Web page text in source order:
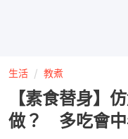
生活 教煮
【素食替身】
做？ 多吃會中